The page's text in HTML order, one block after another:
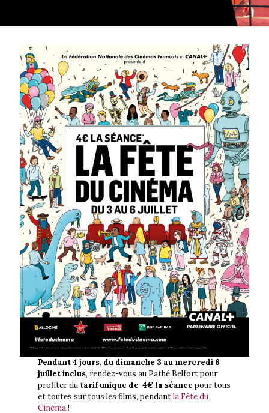
Pendant 4 jours, du dimanche 3 au mercredi 6
juillet inclus, rendez-vous au Pathé Belfort pour
profiter du tarif unique de 4€ la séance pour tous
et toutes sur tous les films, pendantla Fête du
Cinéma!